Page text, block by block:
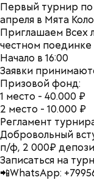
Первый турнир
апреля в Мята
Приглашаем Всех
честном поединке
Начало в 16:00
Заявки
Призовой фонд:
1 место - 40.000 ₽
2 место - 10.000 ₽
Регламент
Добровольный
п/ф, 2 000₽
Записаться на
📲WhatsApp: